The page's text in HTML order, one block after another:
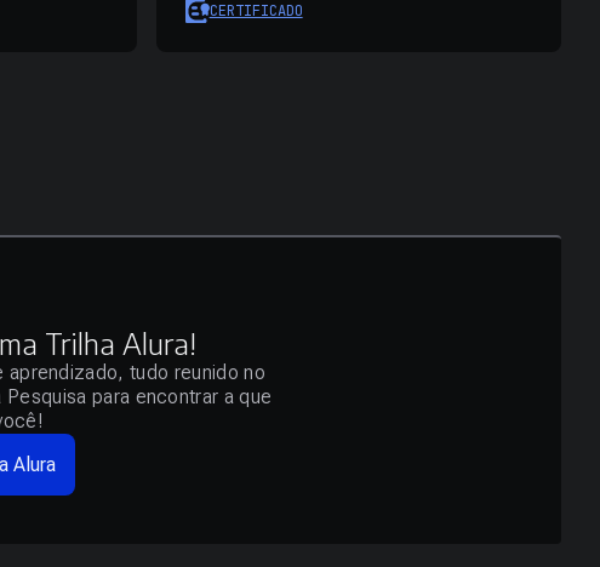
CERTIFICADO
Trilha Alura!
aprendizado, tudo reunido no
para encontrar a que
Alura